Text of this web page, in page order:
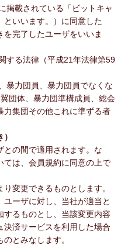
掲載されている「ビットキャ
といいます。）に同意した
を完了したユーザをいいま
する法律（平成21年法律第59
暴力団員、暴力団員でなくな
団体、暴力団準構成員、総会
力集団その他これに準ずる者
との間で適用されます。な
ては、会員規約に同意の上で
変更できるものとします。
ーザに対し、当社が適当と
るものとし、当該変更内容
済サービスを利用した場合
とみなします。